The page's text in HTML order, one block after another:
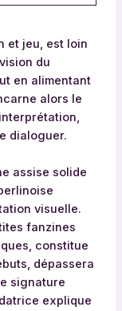
et jeu, est loin
du
en alimentant
alors le
dialoguer.
assise solide
visuelle.
fanzines
constitue
dépassera
signature
explique